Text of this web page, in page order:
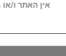
אין האתר ו/